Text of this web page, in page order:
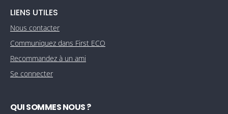
LIENS UTILES
Nous contacter
Communiquez dans First ECO
Recommandez à un ami
Se connecter
QUI SOMMES NOUS ?